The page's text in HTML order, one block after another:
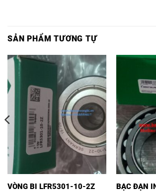
SẢN PHẨM TƯƠNG TỰ
VÒNG BI LFR5301-10-2Z BẠC ĐẠN